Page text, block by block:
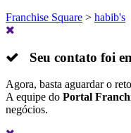
Franchise Square > habib's
Seu contato foi
Agora, basta aguardar o
A equipe do Portal
negócios.